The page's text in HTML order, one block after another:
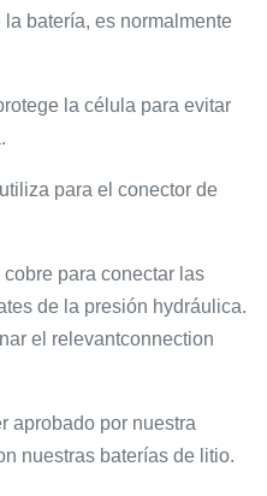
batería, es normalmente
la célula para evitar
para el conector de
para conectar las
de la presión hydráulica.
el relevantconnection
aprobado por nuestra
nuestras baterías de litio.